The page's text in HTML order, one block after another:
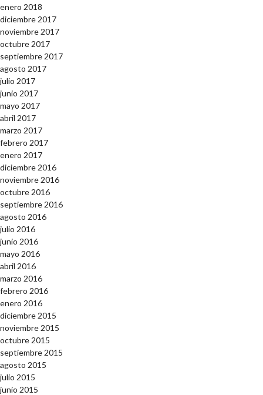
enero 2018
diciembre 2017
noviembre 2017
octubre 2017
septiembre 2017
agosto 2017
julio 2017
junio 2017
mayo 2017
abril 2017
marzo 2017
febrero 2017
enero 2017
diciembre 2016
noviembre 2016
octubre 2016
septiembre 2016
agosto 2016
julio 2016
junio 2016
mayo 2016
abril 2016
marzo 2016
febrero 2016
enero 2016
diciembre 2015
noviembre 2015
octubre 2015
septiembre 2015
agosto 2015
julio 2015
junio 2015